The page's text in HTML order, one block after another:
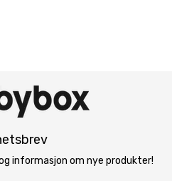
informasjon om nye produkter!